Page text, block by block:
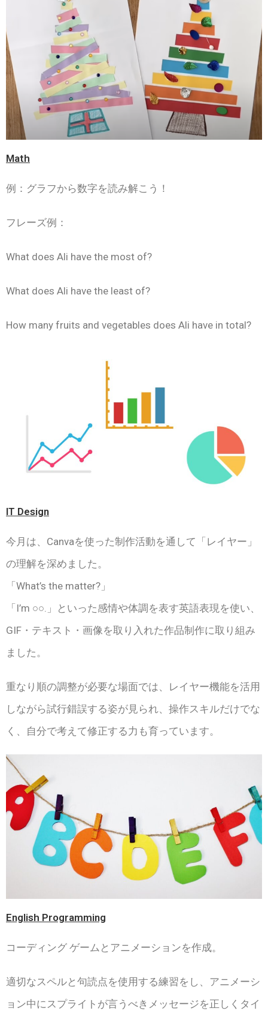
Math
例：グラフから数字を読み解こう！
フレーズ例：
What does Ali have the most of?
What does Ali have the least of?
How many fruits and vegetables does Ali have in total?
IT Design
今月は、Canvaを使った制作活動を通して「レイヤー」
の理解を深めました。
「What’s the matter?」
「I’m ○○.」といった感情や体調を表す英語表現を使い、
GIF・テキスト・画像を取り入れた作品制作に取り組み
ました。
重なり順の調整が必要な場面では、レイヤー機能を活用
しながら試行錯誤する姿が見られ、操作スキルだけでな
く、自分で考えて修正する力も育っています。
English Programming
コーディング ゲームとアニメーションを作成。
適切なスペルと句読点を使用する練習をし、アニメーシ
ョン中にスプライトが言うべきメッセージを正しくタイ